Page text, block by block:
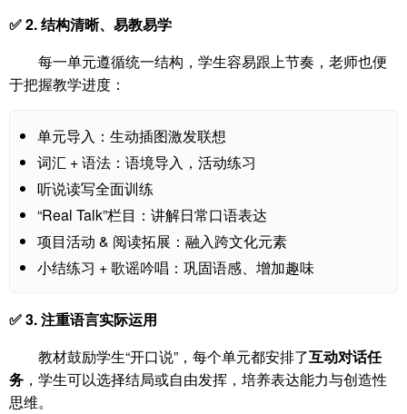
✅ 2. 结构清晰、易教易学
每一单元遵循统一结构，学生容易跟上节奏，老师也便
于把握教学进度：
单元导入：生动插图激发联想
词汇 + 语法：语境导入，活动练习
听说读写全面训练
“Real Talk”栏目：讲解日常口语表达
项目活动 & 阅读拓展：融入跨文化元素
小结练习 + 歌谣吟唱：巩固语感、增加趣味
✅ 3. 注重语言实际运用
教材鼓励学生“开口说”，每个单元都安排了互动对话任
务 ，学生可以选择结局或自由发挥，培养表达能力与创造性
思维。